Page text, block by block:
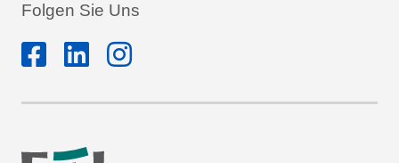
Folgen Sie Uns